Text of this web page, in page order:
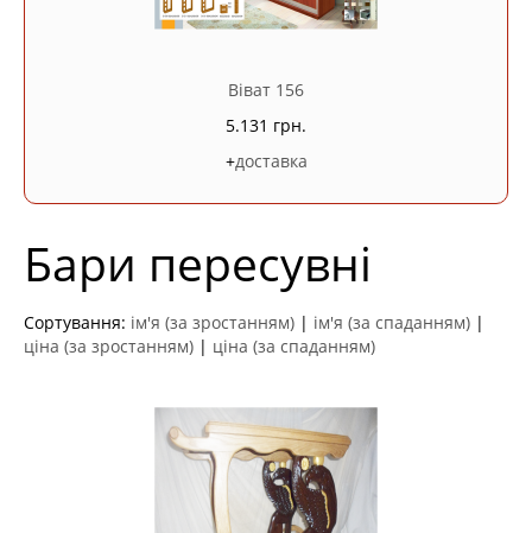
Віват 156
5.131 грн.
+доставка
Бари пересувні
Сортування: ім'я (за зростанням) | ім'я (за спаданням) |
ціна (за зростанням) | ціна (за спаданням)